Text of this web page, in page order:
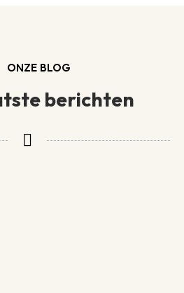
ONZE BLOG
berichten